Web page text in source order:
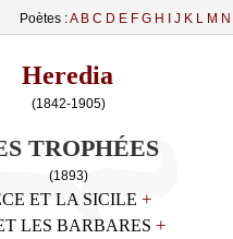
Poètes :A B C D E F G H J K L M N
Heredia
(1842-1905)
TROPHÉES
(1893)
ET LA SICILE +
LES BARBARES +